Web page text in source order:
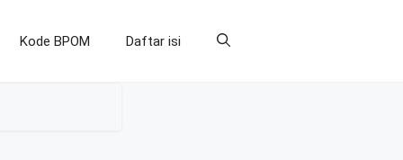
Kode BPOM Daftar isi